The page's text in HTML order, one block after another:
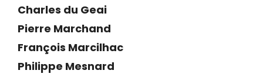
Charles du Geai
Pierre Marchand
François Marcilhac
Philippe Mesnard